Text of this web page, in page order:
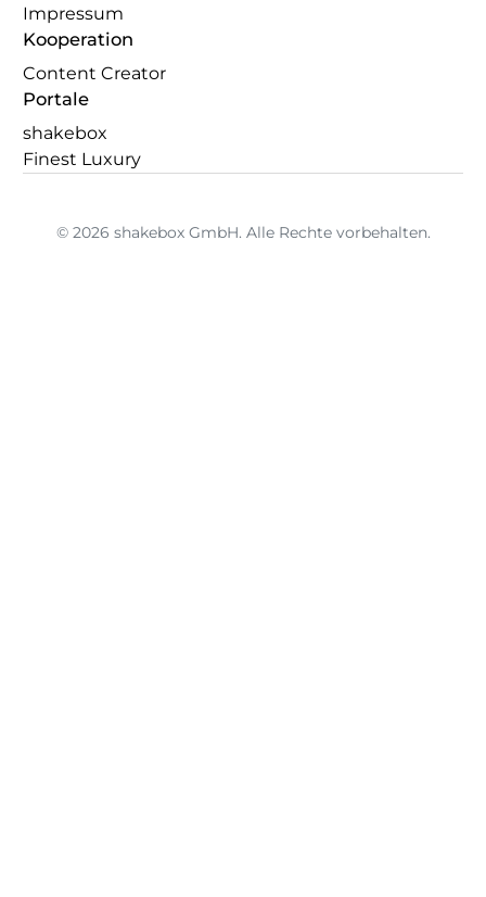
Impressum
Kooperation
Content Creator
Portale
shakebox
Finest Luxury
© 2026 shakebox GmbH. Alle Rechte vorbehalten.